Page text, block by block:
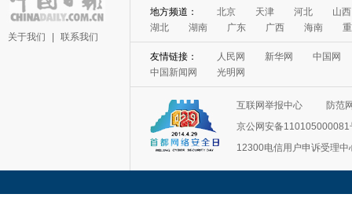
关于我们 联系我们
地方频道： 北京 天津 河北
山西
湖北
湖南 广东 广西 海南
友情链接： 人民网 新华网
中国网
中国新闻网
光明网
互联网举报中心
防范
京公网安备110105000081
12300电信用户申诉受理中